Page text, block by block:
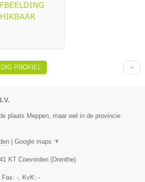
PROFIEL
plaats Meppen, maar wel in de provincie
Google maps ▼
KT Coevorden (Drenthe)
Fax: -, KvK: -